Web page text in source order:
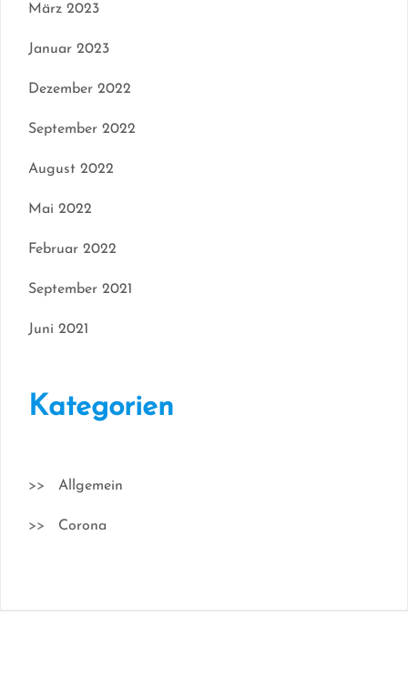
März 2023
Januar 2023
Dezember 2022
September 2022
August 2022
Mai 2022
Februar 2022
September 2021
Juni 2021
Kategorien
Allgemein
Corona